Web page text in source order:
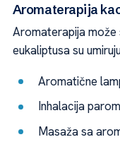
Aromaterapija
Aromaterapija može
eukaliptusa su
Aromatične
Inhalacija
Masaža sa